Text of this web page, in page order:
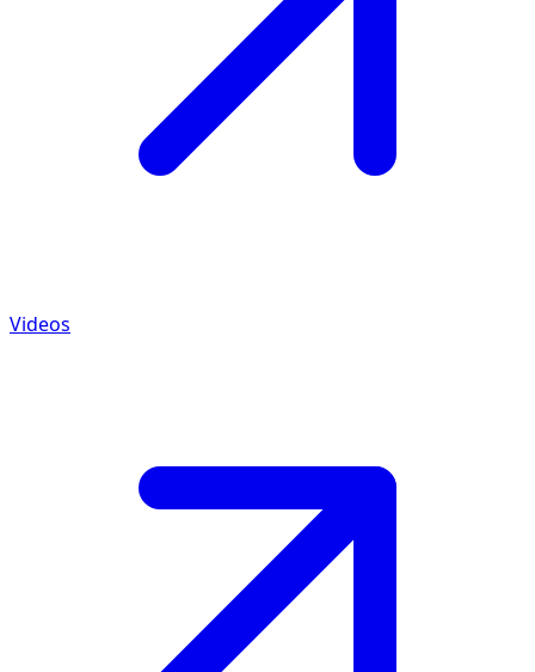
Videos